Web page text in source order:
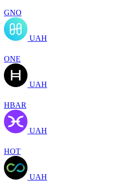
GNO
UAH
ONE
UAH
HBAR
UAH
HOT
UAH